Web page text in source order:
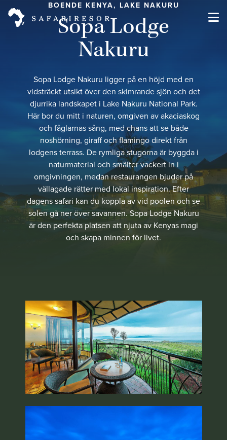
BOENDE KENYA, LAKE NAKURU
Sopa Lodge
Nakuru
Sopa Lodge Nakuru ligger på en höjd med en
vidsträckt utsikt över den skimrande sjön och det
djurrika landskapet i Lake Nakuru National Park.
Här bor du mitt i naturen, omgiven av akaciaskog
och fåglarnas sång, med chans att se både
noshörning, giraff och flamingo direkt från
lodgens terrass. De rymliga stugorna är byggda i
naturmaterial och smälter vackert in i
omgivningen, medan restaurangen bjuder på
vällagade rätter med lokal inspiration. Efter
dagens safari kan du koppla av vid poolen och se
solen gå ner över savannen. Sopa Lodge Nakuru
är den perfekta platsen att njuta av Kenyas magi
och skapa minnen för livet.